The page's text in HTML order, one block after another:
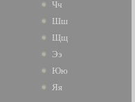
Чч
Шш
Щщ
Ээ
Юю
Яя